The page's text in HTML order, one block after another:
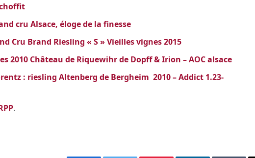
cru Alsace, éloge de la finesse
Cru Brand Riesling « S » Vieilles vignes 2015
2010 Château de Riquewihr de Dopff & Irion – AOC alsace
: riesling Altenberg de Bergheim 2010 – Addict 1.23-
.